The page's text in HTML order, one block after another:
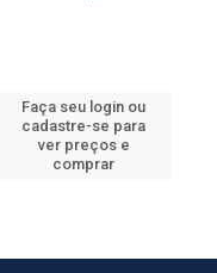
Faça seu login ou
cadastre-se para
ver preços e
comprar